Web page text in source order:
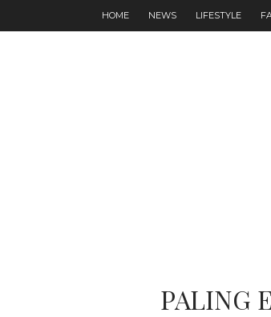
HOME NEWS LIFESTYLE
PALING